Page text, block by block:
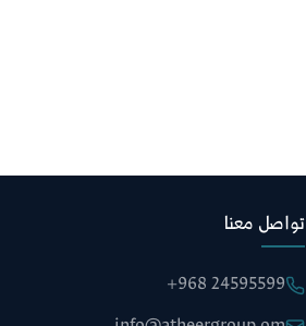
تواصل معنا
+968 24595599